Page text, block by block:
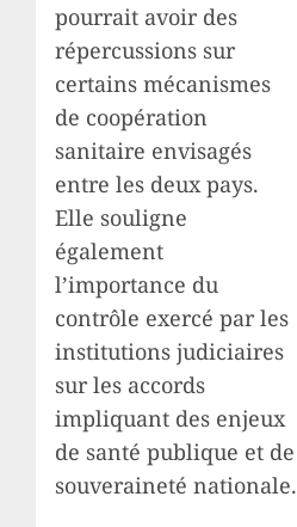
pourrait avoir des
répercussions sur
certains mécanismes
de coopération
sanitaire envisagés
entre les deux pays.
Elle souligne
également
l’importance du
contrôle exercé par les
institutions judiciaires
sur les accords
impliquant des enjeux
de santé publique et de
souveraineté nationale.